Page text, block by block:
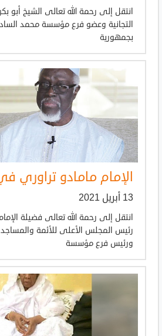
انتقل إلى رحمة الله تعالى الشيخ أبو
التجانية وعضو فرع مؤسسة محمد
بجمهورية
الإمام مامادو تراوري
13 أبريل 2021
انتقل إلى رحمة الله تعالى فضيلة
رئيس المجلس الأعلى للأئمة
ورئيس فرع مؤسسة